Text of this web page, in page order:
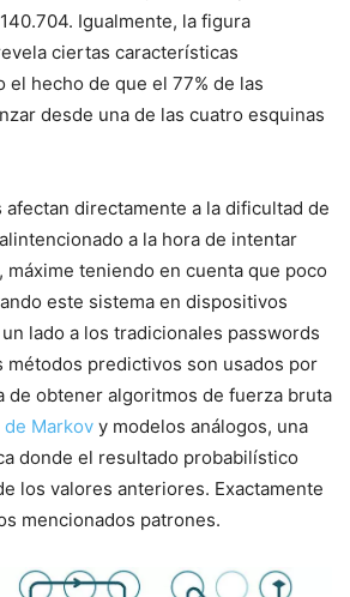
Igualmente, la figura
ciertas características
el hecho de que el 77% de las
desde una de las cuatro esquinas
directamente a la dificultad de
a la hora de intentar
teniendo en cuenta que poco
este sistema en dispositivos
lado a los tradicionales passwords
métodos predictivos son usados por
de obtener algoritmos de fuerza bruta
de Markov y modelos análogos, una
donde el resultado probabilístico
los valores anteriores. Exactamente
mencionados patrones.